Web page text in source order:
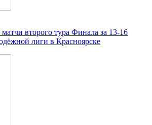
матчи второго тура Финала за 13-16
лиги в Красноярске